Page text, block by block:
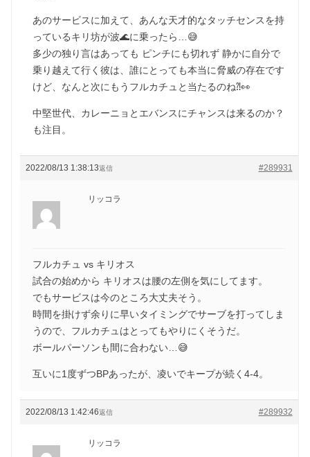
あのサービスに加えて、あんな天才的なタッチセンスを持
っているキリ坊が波🌊に乗ったら…😅
多少の独り言はあっても ピンチにも切れず 静かに自分で
乗り越えて行く彼は、誰にとっても本当に脅威の存在です
けど、なんと次にもうフルカチュと当たるのね⁈👀
中堅世代、カレーニョとエバンスにチャンスは来るのか？
も注目。
2022/08/13 1:38:13 #289931
返信
リッコラ
フルカチュ vs キリオス
試合の始めから キリオスは腰の左側を気にしてます。
でもサービスは今のところ大丈夫そう。
時間を掛けず余りに早いタイミングでサーブを打ってしま
うので、フルカチュはとってもやりにくそうだ。
ボールパーソンも間に合わない…😅
互いに1度ずつBPあったが、凌いでキープが続く4-4。
2022/08/13 1:42:46 #289932
返信
リッコラ